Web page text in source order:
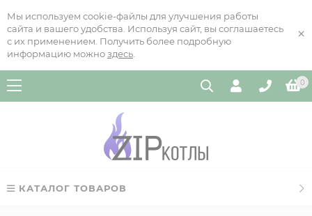
Мы используем cookie-файлы для улучшения работы
сайта и вашего удобства. Используя сайт, вы соглашаетесь
с их применением. Получить более подробную
информацию можно здесь
×
0
КАТАЛОГ ТОВАРОВ